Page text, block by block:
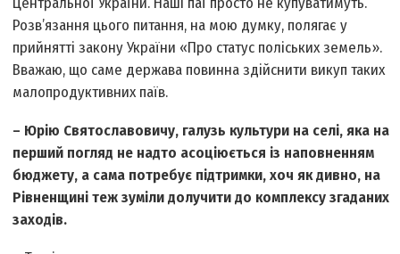
Розв’язання цього питання, на мою думку, полягає у
прийнятті закону України «Про статус поліських земель».
Вважаю, що саме держава повинна здійснити викуп таких
малопродуктивних паїв.
– Юрію Святославовичу, галузь культури на селі, яка на
перший погляд не надто асоціюється із наповненням
бюджету, а сама потребує підтримки, хоч як дивно, на
Рівненщині теж зуміли долучити до комплексу згаданих
заходів.